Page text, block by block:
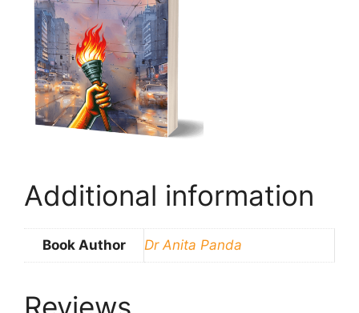
Additional information
Book Author Dr Anita Panda